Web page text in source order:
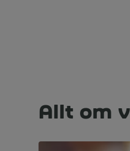
Allt om